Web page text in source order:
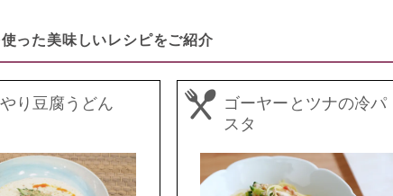
った美味しいレシピをご紹介
り豆腐うどん
ゴーヤーとツナの冷パ
スタ